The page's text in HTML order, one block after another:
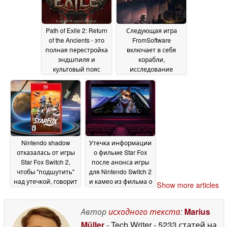
10 May 2026
Path of Exile 2: Return
of the Ancients - это
полная перестройка
эндшпиля и
культовый пояс
Магеблад08 May 2026
Следующая игра
FromSoftware
включает в себя
корабли,
исследование
островов; она может
выйти раньше, чем
The Duskbloods
2026
Nintendo shadow
отказалась от игры
Star Fox Switch 2,
чтобы "подшутить"
над утечкой, говорит
Утечка информации
о фильме Star Fox
после анонса игры
для Nintendo Switch 2
и камео из фильма о Show more articles
Авторисходного текста: Marius